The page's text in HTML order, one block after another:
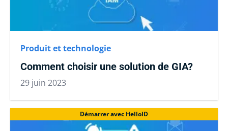
Produit et technologie
Comment choisir une solution de GIA?
29 juin 2023
Démarrer avec HelloID